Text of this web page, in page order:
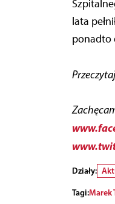
lata
ponadto
Działy:
Tagi:Marek